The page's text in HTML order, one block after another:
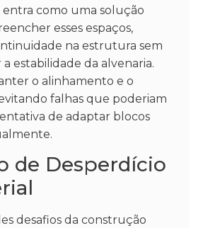
como uma solução
esses espaços,
na estrutura sem
estabilidade da alvenaria.
o alinhamento e o
falhas que poderiam
de adaptar blocos
de Desperdício
desafios da construção